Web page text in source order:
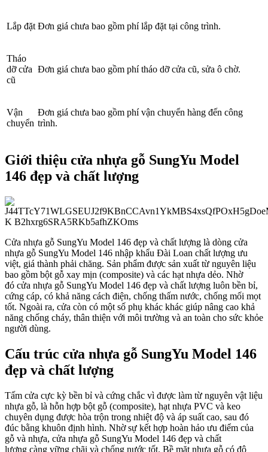
Hồ sơ năng lực
Lắp đặt Đơn giá chưa bao gồm phí lắp đặt tại công trình.
Tháo
dỡ cửa
cũ
Đơn giá chưa bao gồm phí tháo dỡ cửa cũ, sửa ô chờ.
Vận
chuyển
Đơn giá chưa bao gồm phí vận chuyển hàng đến công
trình.
Giới thiệu cửa nhựa gỗ SungYu Model
146 đẹp và chất lượng
Cửa nhựa gỗ SungYu Model 146 đẹp và chất lượng là dòng cửa
nhựa gỗ SungYu Model 146 nhập khẩu Đài Loan chất lượng ưu
việt, giá thành phải chăng. Sản phẩm được sản xuất từ nguyên liệu
bao gồm bột gỗ xay mịn (composite) và các hạt nhựa dẻo. Nhờ
đó cửa nhựa gỗ SungYu Model 146 đẹp và chất lượng luôn bền bỉ,
cứng cáp, có khả năng cách điện, chống thấm nước, chống mối mọt
tốt. Ngoài ra, cửa còn có một số phụ khác khác giúp nâng cao khả
năng chống cháy, thân thiện với môi trường và an toàn cho sức khỏe
người dùng.
Cấu trúc cửa nhựa gỗ SungYu Model 146
đẹp và chất lượng
Tấm cửa cực kỳ bền bỉ và cứng chắc vì được làm từ nguyên vật liệu
nhựa gỗ, là hỗn hợp bột gỗ (composite), hạt nhựa PVC và keo
chuyên dụng được hòa trộn trong nhiệt độ và áp suất cao, sau đó
đúc bằng khuôn định hình. Nhờsự kết hợp hoàn hảo ưu điểm của
gỗ và nhựa, cửa nhựa gỗ SungYu Model 146 đẹp và chất
lượng càng vững chãi và chống nước tốt. Bề mặt nhựa gỗ có độ